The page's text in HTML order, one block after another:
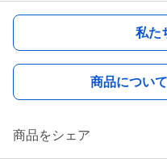
私た
商品につい
商品をシェア